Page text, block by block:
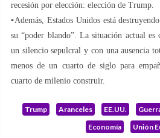
recesión por elección: elección de Trump.
▪️Además, Estados Unidos está
su “poder blando”. La situación actual es
un silencio sepulcral y con una ausencia
menos de un cuarto de siglo para
cuarto de milenio construir.
Trump Aranceles EE.UU.
Economía
Unión